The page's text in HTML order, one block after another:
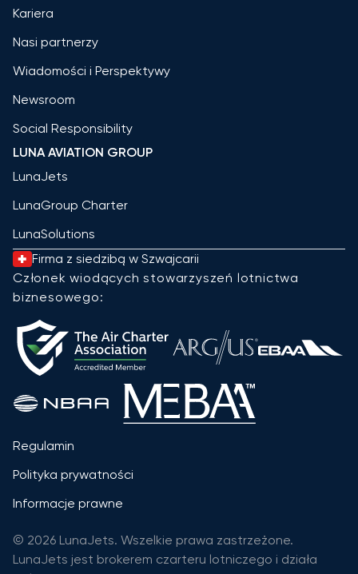
Kariera
Nasi partnerzy
Wiadomości i Perspektywy
Newsroom
Social Responsibility
LUNA AVIATION GROUP
LunaJets
LunaGroup Charter
LunaSolutions
Firma z siedzibą w Szwajcarii
Członek wiodących stowarzyszeń lotnictwa
biznesowego:
Regulamin
Polityka prywatności
Informacje prawne
© 2026 LunaJets. Wszelkie prawa zastrzeżone.
LunaJets jest brokerem czarteru lotniczego i działa